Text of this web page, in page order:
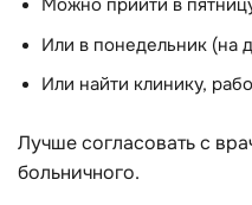
Можно прийти в
Или в понедельник (на
Или найти клинику,
Лучше согласовать с
больничного.